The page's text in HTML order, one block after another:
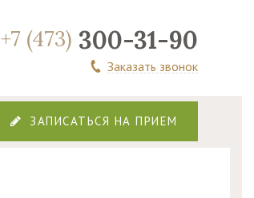
+7 (473) 300-31-90
Заказать звонок
ЗАПИСАТЬСЯ НА ПРИЕМ